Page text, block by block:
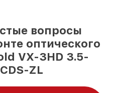
вопросы
оптического
VX-3HD 3.5-
ZL